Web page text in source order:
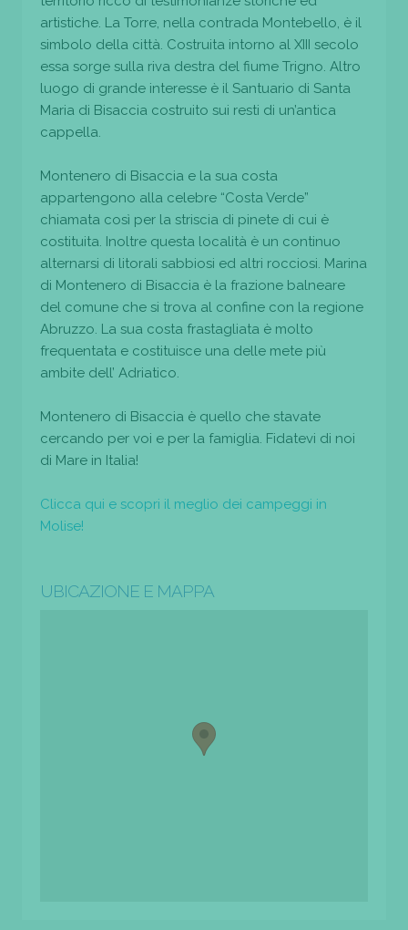
artistiche. La Torre, nella contrada Montebello, è il
simbolo della città. Costruita intorno al XIII secolo
essa sorge sulla riva destra del fiume Trigno. Altro
luogo di grande interesse è il Santuario di Santa
Maria di Bisaccia costruito sui resti di un’antica
cappella.
Montenero di Bisaccia e la sua costa
appartengono alla celebre “Costa Verde”
chiamata così per la striscia di pinete di cui è
costituita. Inoltre questa località è un continuo
alternarsi di litorali sabbiosi ed altri rocciosi. Marina
di Montenero di Bisaccia è la frazione balneare
del comune che si trova al confine con la regione
Abruzzo. La sua costa frastagliata è molto
frequentata e costituisce una delle mete più
ambite dell’ Adriatico.
Montenero di Bisaccia è quello che stavate
cercando per voi e per la famiglia. Fidatevi di noi
di Mare in Italia!
Clicca qui e scopri il meglio dei campeggi in
Molise!
UBICAZIONE E MAPPA